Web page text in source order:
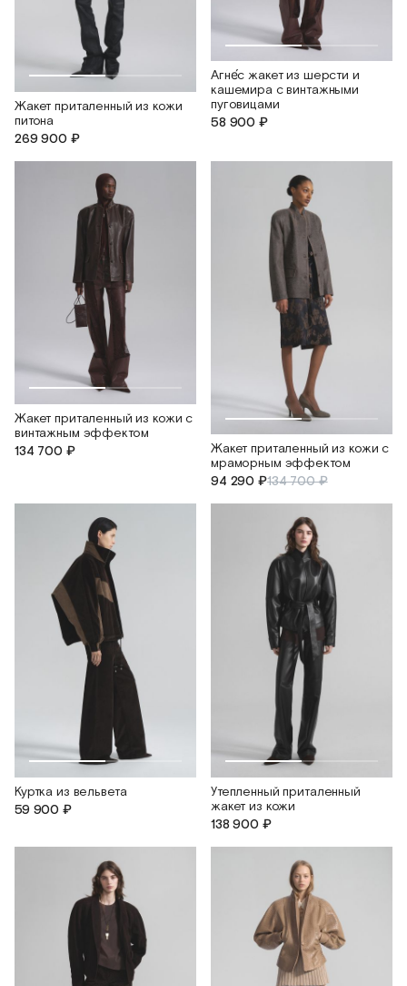
Жакет приталенный из кожи
питона
269 900 ₽
Агне́с жакет из шерсти и
кашемира c винтажными
пуговицами
58 900 ₽
Жакет приталенный из кожи с
винтажным эффектом
134 700 ₽
Жакет приталенный из кожи с
мраморным эффектом
94 290 ₽134 700 ₽
Куртка из вельвета
59 900 ₽
Утепленный приталенный
жакет из кожи
138 900 ₽